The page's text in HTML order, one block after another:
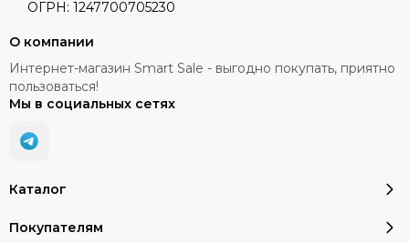
ОГРН: 1247700705230
Каталог
Покупателям
О компании
Интернет-магазин Smart Sale - выгодно покупать, приятно
пользоваться!
Мы в социальных сетях